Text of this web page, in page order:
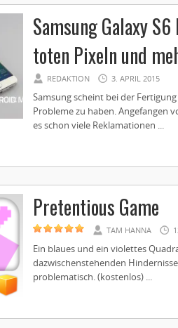
Samsung Galaxy
toten Pixeln und
REDAKTION 3. APRIL 2015
Samsung scheint bei der
Probleme zu haben. Angefangen
es schon viele Reklamationen ...
Pretentious Game
TAM HANNA
Ein blaues und ein violettes
dazwischenstehenden
problematisch. (kostenlos) ...